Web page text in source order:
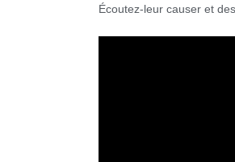
Écoutez-leur causer et